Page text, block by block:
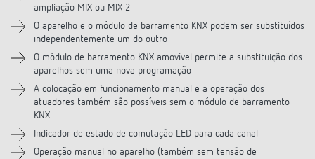
ampliação MIX ou MIX 2
O aparelho e o módulo de barramento KNX podem ser substituídos
independentemente um do outro
O módulo de barramento KNX amovível permite a substituição dos
aparelhos sem uma nova programação
A colocação em funcionamento manual e a operação dos
atuadores também são possíveis sem o módulo de barramento
KNX
Indicador de estado de comutação LED para cada canal
Operação manual no aparelho (também sem tensão de